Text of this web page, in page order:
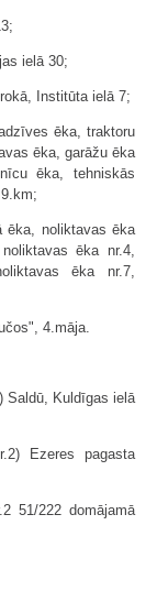
ielā 30;
Institūta ielā 7;
ēka, traktoru
ēka, garāžu ēka
ēka, tehniskās
ēka, noliktavas ēka
ēka nr.4,
ēka nr.7,
4.māja.
Saldū, Kuldīgas ielā
Ezeres pagasta
51/222 domājamā